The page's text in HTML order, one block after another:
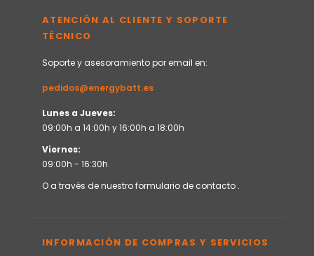
ATENCIÓN AL CLIENTE Y SOPORTE
TÉCNICO
Soporte y asesoramiento por email en:
pedidos@energybatt.es
Lunes a Jueves:
09:00h a 14:00h y 16:00h a 18:00h
Viernes:
09:00h - 16:30h
O a través de nuestroformulario de contacto .
INFORMACIÓN DE COMPRAS Y SERVICIOS